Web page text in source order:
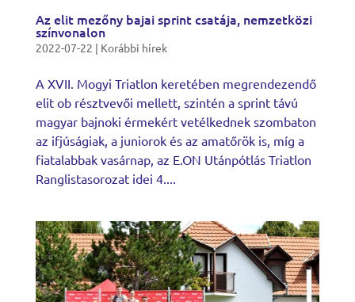
Az elit mezőny bajai sprint csatája, nemzetközi
színvonalon
2022-07-22 | Korábbi hírek
A XVII. Mogyi Triatlon keretében megrendezendő
elit ob résztvevői mellett, szintén a sprint távú
magyar bajnoki érmekért vetélkednek szombaton
az ifjúságiak, a juniorok és az amatőrök is, míg a
fiatalabbak vasárnap, az E.ON Utánpótlás Triatlon
Ranglistasorozat idei 4....